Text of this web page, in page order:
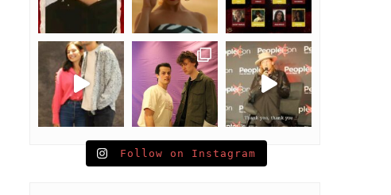
Follow on Instagram